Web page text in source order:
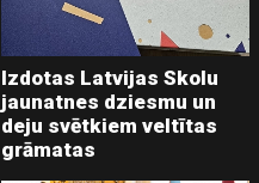
Izdotas Latvijas Skolu
jaunatnes dziesmu un
deju svētkiem veltītas
grāmatas